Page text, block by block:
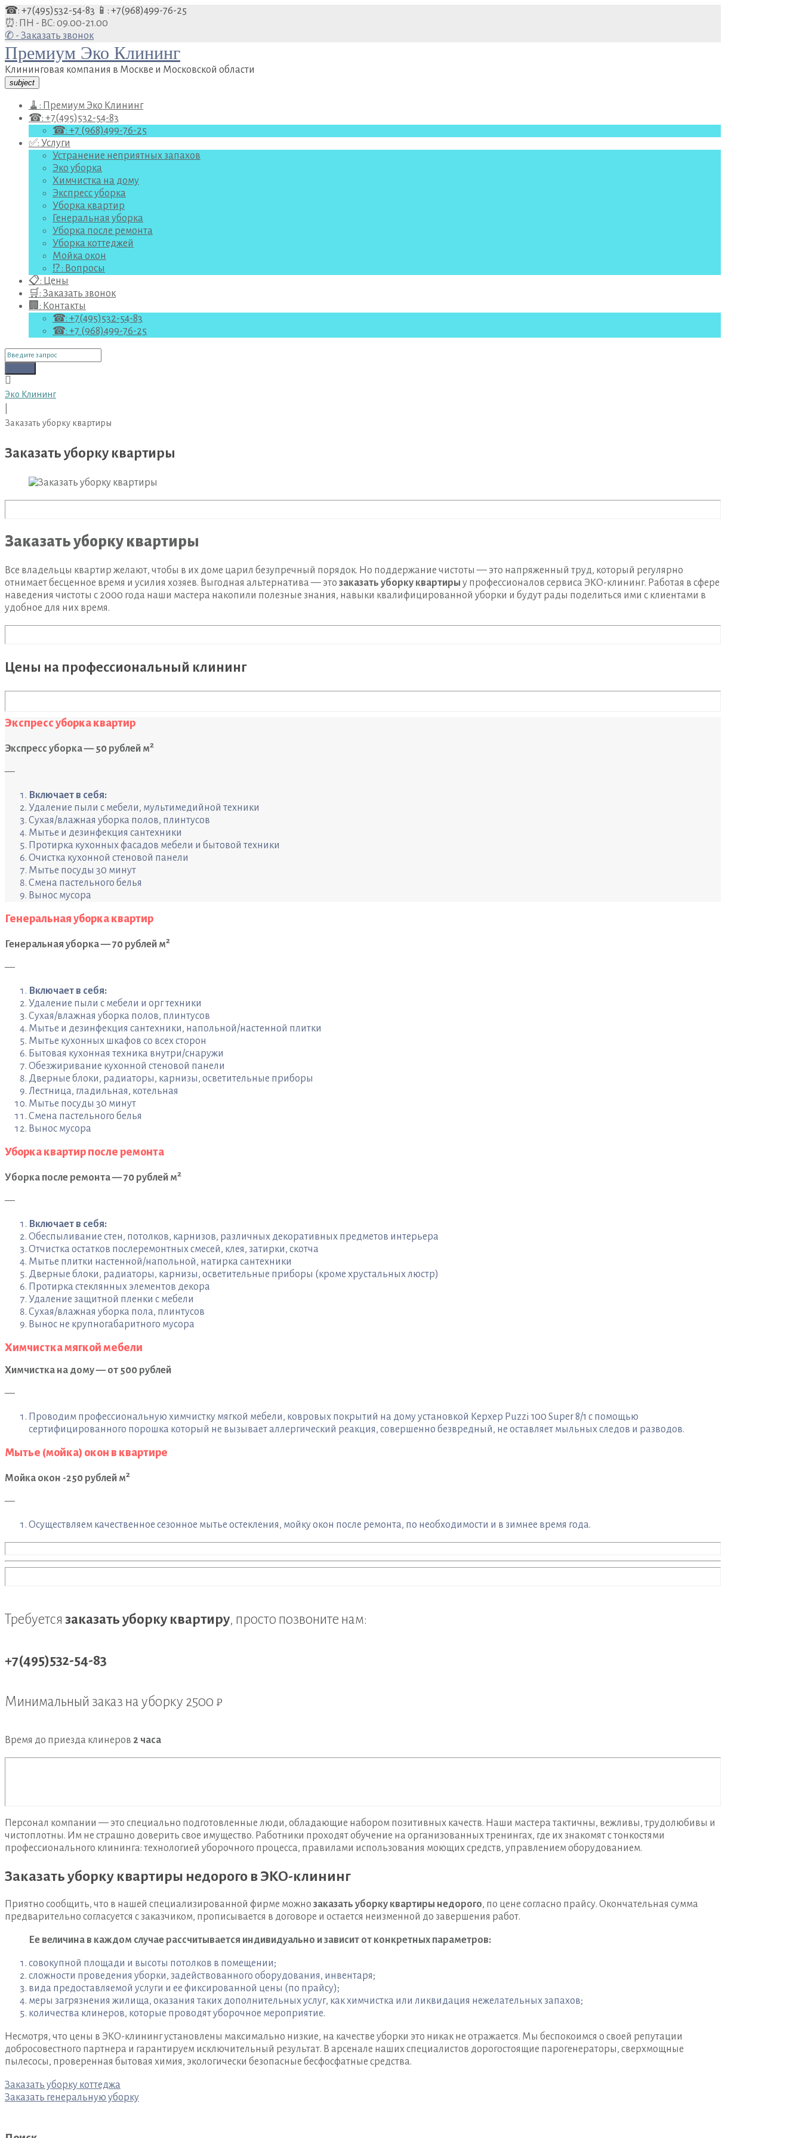
Перейти
к
содержанию
☎: +7(495)532-54-83 📱: +7(968)499-76-25
⏰: ПН - ВС: 09.00-21.00
✆ - Заказать звонок
Премиум Эко Клининг
Клининговая компания в Москве и Московской области
subject
🧹: Премиум Эко Клининг
☎: +7(495)532-54-83
☎: +7 (968)499-76-25
✅: Услуги
Устранение неприятных запахов
Эко уборка
Химчистка на дому
Экспресс уборка
Уборка квартир
Генеральная уборка
Уборка после ремонта
Уборка коттеджей
Мойка окон
⁉ : Вопросы
📋: Цены
🛒: Заказать звонок
🏢: Контакты
☎: +7(495)532-54-83
☎: +7 (968)499-76-25
Поиск
для:
Эко Клининг
Заказать уборку квартиры
Заказать уборку квартиры
Заказать уборку квартиры
Все владельцы квартир желают, чтобы в их доме царил безупречный порядок. Но поддержание чистоты — это напряженный труд, который регулярно
отнимает бесценное время и усилия хозяев. Выгодная альтернатива — это заказать уборку квартиры у профессионалов сервиса ЭКО-клининг. Работая в сфере
наведения чистоты с 2000 года наши мастера накопили полезные знания, навыки квалифицированной уборки и будут рады поделиться ими с клиентами в
удобное для них время.
Цены на профессиональный клининг
Экспресс уборка квартир
Экспресс уборка — 50 рублей м2
—
Включает в себя:
Удаление пыли с мебели, мультимедийной техники
Сухая/влажная уборка полов, плинтусов
Мытье и дезинфекция сантехники
Протирка кухонных фасадов мебели и бытовой техники
Очистка кухонной стеновой панели
Мытье посуды 30 минут
Смена пастельного белья
Вынос мусора
Генеральная уборка квартир
Генеральная уборка — 70 рублей м2
—
Включает в себя:
Удаление пыли с мебели и орг техники
Сухая/влажная уборка полов, плинтусов
Мытье и дезинфекция сантехники, напольной/настенной плитки
Мытье кухонных шкафов со всех сторон
Бытовая кухонная техника внутри/снаружи
Обезжиривание кухонной стеновой панели
Дверные блоки, радиаторы, карнизы, осветительные приборы
Лестница, гладильная, котельная
Мытье посуды 30 минут
Смена пастельного белья
Вынос мусора
Уборка квартир после ремонта
Уборка после ремонта — 70 рублей м2
—
Включает в себя:
Обеспыливание стен, потолков, карнизов, различных декоративных предметов интерьера
Отчистка остатков послеремонтных смесей, клея, затирки, скотча
Мытье плитки настенной/напольной, натирка сантехники
Дверные блоки, радиаторы, карнизы, осветительные приборы (кроме хрустальных люстр)
Протирка стеклянных элементов декора
Удаление защитной пленки с мебели
Сухая/влажная уборка пола, плинтусов
Вынос не крупногабаритного мусора
Химчистка мягкой мебели
Химчистка на дому — от 500 рублей
—
Проводим профессиональную химчистку мягкой мебели, ковровых покрытий на дому установкой Керхер Puzzi 100 Super 8/1 с помощью
сертифицированного порошка который не вызывает аллергический реакция, совершенно безвредный, не оставляет мыльных следов и разводов.
Мытье (мойка) окон в квартире
Мойка окон -250 рублей м2
—
Осуществляем качественное сезонное мытье остекления, мойку окон после ремонта, по необходимости и в зимнее время года.
Требуется заказать уборку квартиру, просто позвоните нам:
+7(495)532-54-83
Минимальный заказ на уборку 2500 ₽
Время до приезда клинеров 2 часа
Персонал компании — это специально подготовленные люди, обладающие набором позитивных качеств. Наши мастера тактичны, вежливы, трудолюбивы и
чистоплотны. Им не страшно доверить свое имущество. Работники проходят обучение на организованных тренингах, где их знакомят с тонкостями
профессионального клининга: технологией уборочного процесса, правилами использования моющих средств, управлением оборудованием.
Заказать уборку квартиры недорого в ЭКО-клининг
Приятно сообщить, что в нашей специализированной фирме можно заказать уборку квартиры недорого, по цене согласно прайсу. Окончательная сумма
предварительно согласуется с заказчиком, прописывается в договоре и остается неизменной до завершения работ.
Ее величина в каждом случае рассчитывается индивидуально и зависит от конкретных параметров:
совокупной площади и высоты потолков в помещении;
сложности проведения уборки, задействованного оборудования, инвентаря;
вида предоставляемой услуги и ее фиксированной цены (по прайсу);
меры загрязнения жилища, оказания таких дополнительных услуг, как химчистка или ликвидация нежелательных запахов;
количества клинеров, которые проводят уборочное мероприятие.
Несмотря, что цены в ЭКО-клининг установлены максимально низкие, на качестве уборки это никак не отражается. Мы беспокоимся о своей репутации
добросовестного партнера и гарантируем исключительный результат. В арсенале наших специалистов дорогостоящие парогенераторы, сверхмощные
пылесосы, проверенная бытовая химия, экологически безопасные бесфосфатные средства.
Навигация
по
Заказать уборку коттеджа
Заказать генеральную уборку